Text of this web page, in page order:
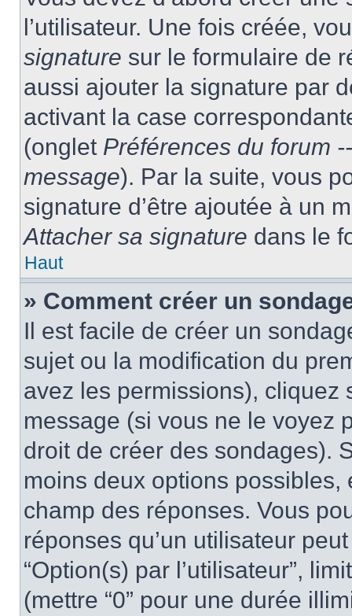
l’utilisateur. Une fois créée,
signature sur le formulaire de
aussi ajouter la signature par
activant la case
(onglet Préférences du forum
message). Par la suite, vous
signature d’être ajoutée à un
Attacher sa signature dans le
Haut
» Comment créer un
Il est facile de créer un
sujet ou la modification du
avez les permissions), cliquez
message (si vous ne le voyez
droit de créer des sondages).
moins deux options
champ des réponses. Vous
réponses qu’un utilisateur
“Option(s) par l’utilisateur”,
(mettre “0” pour une durée